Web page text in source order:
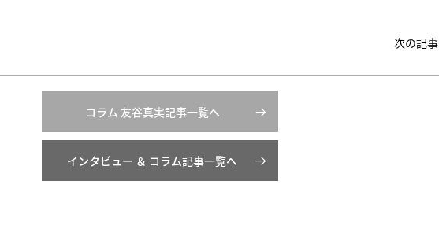
次の記事
コラム 友谷真実記事一覧へ
インタビュー ＆ コラム記事一覧へ